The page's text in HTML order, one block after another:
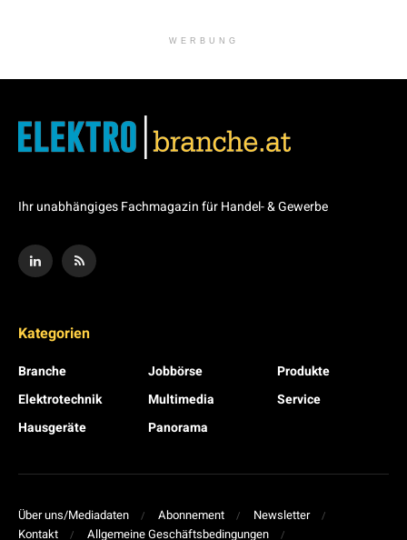
WERBUNG
Ihr unabhängiges Fachmagazin für Handel- & Gewerbe
Kategorien
Branche
Elektrotechnik
Hausgeräte
Jobbörse
Multimedia
Panorama
Produkte
Service
Über uns/Mediadaten Abonnement
Newsletter
Kontakt
Allgemeine Geschäftsbedingungen